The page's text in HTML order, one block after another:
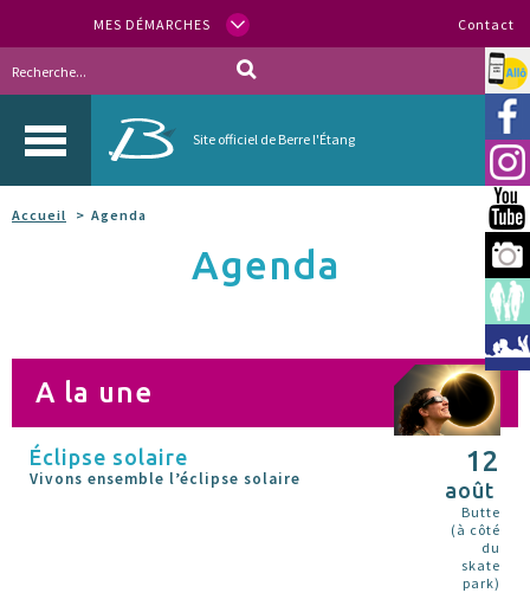
MES DÉMARCHES Contact
Site officiel de Berre l'Étang
Allo
Accueil Agenda
Agenda
A la une
Éclipse solaire
Vivons ensemble l’éclipse solaire
12
août
Butte
(à côté
du
skate
park)